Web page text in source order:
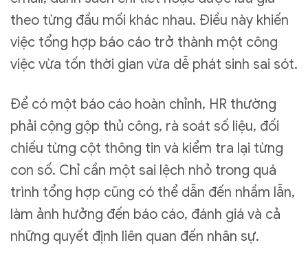
theo từng đầu mối khác nhau. Điều này khiến
việc tổng hợp báo cáo trở thành một công
việc vừa tốn thời gian vừa dễ phát sinh sai sót.
Để có một báo cáo hoàn chỉnh, HR thường
phải cộng gộp thủ công, rà soát số liệu, đối
chiếu từng cột thông tin và kiểm tra lại từng
con số. Chỉ cần một sai lệch nhỏ trong quá
trình tổng hợp cũng có thể dẫn đến nhầm lẫn,
làm ảnh hưởng đến báo cáo, đánh giá và cả
những quyết định liên quan đến nhân sự.